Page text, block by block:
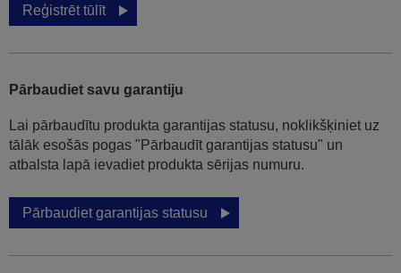
Reģistrēt tūlīt
Pārbaudiet savu garantiju
Lai pārbaudītu produkta garantijas statusu, noklikšķiniet uz
tālāk esošās pogas "Pārbaudīt garantijas statusu" un
atbalsta lapā ievadiet produkta sērijas numuru.
Pārbaudiet garantijas statusu